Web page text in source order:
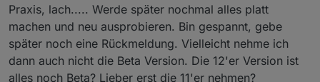
Praxis, lach..... Werde später nochmal alles platt
machen und neu ausprobieren. Bin gespannt, gebe
später noch eine Rückmeldung. Vielleicht nehme ich
dann auch nicht die Beta Version. Die 12'er Version ist
alles noch Beta? Lieber erst die 11'er nehmen?